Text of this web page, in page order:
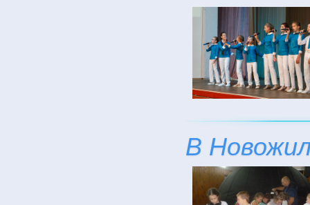
В